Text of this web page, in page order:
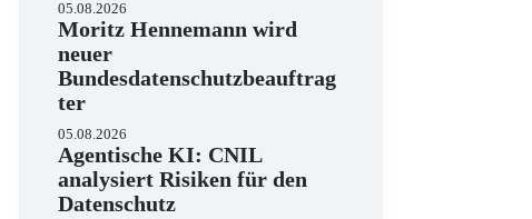
05.08.2026
Moritz Hennemann wird
neuer
Bundesdatenschutzbeauftrag
ter
05.08.2026
Agentische KI: CNIL
analysiert Risiken für den
Datenschutz